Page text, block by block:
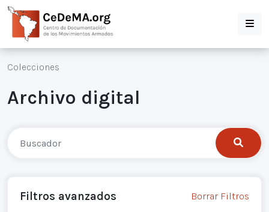
Colecciones
Archivo digital
Filtros avanzados Borrar Filtros